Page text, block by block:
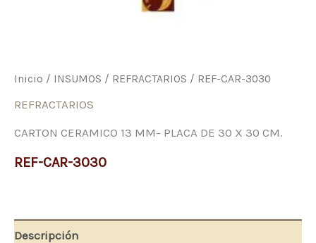
Inicio / INSUMOS / REFRACTARIOS / REF-CAR-3030
REFRACTARIOS
CARTON CERAMICO 13 MM- PLACA DE 30 X 30 CM.
REF-CAR-3030
Descripción